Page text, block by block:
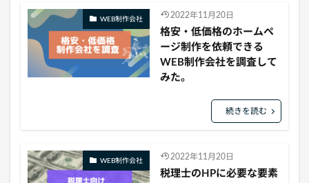
WEB制作会社 2022年11月20日
格安・低価格のホームペ
ージ制作を依頼できる
WEB制作会社を調査して
みた。
続きを読む
WEB制作会社 2022年11月20日
税理士のHPに必要な要素